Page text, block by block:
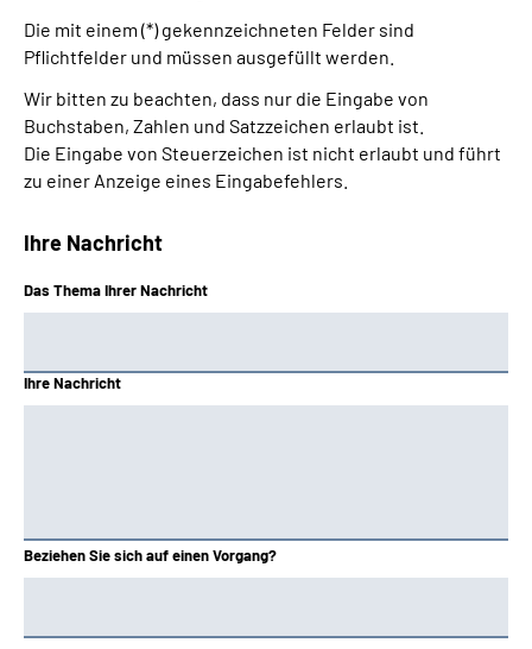
Die mit einem (*) gekennzeichneten Felder sind
Pflichtfelder und müssen ausgefüllt werden.
Wir bitten zu beachten, dass nur die Eingabe von
Buchstaben, Zahlen und Satzzeichen erlaubt ist.
Die Eingabe von Steuerzeichen ist nicht erlaubt und führt
zu einer Anzeige eines Eingabefehlers.
Ihre Nachricht
Das Thema Ihrer Nachricht
Ihre Nachricht
Beziehen Sie sich auf einen Vorgang?